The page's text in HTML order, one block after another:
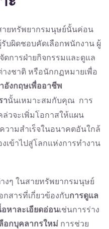
ายทรัพยากรมนุษย์นั้นค่อน
บผิดชอบคัดเลือกพนักงาน ผู้
การฝ่ายกิจกรรมและดูแล
งชาติ หรือนักกฏหมายเพื่อ
อังกฤษเพื่ออาชีพ
านั้นเหมาะสมกับคุณ การ
วจะเพิ่มโอกาสให้แผน
ามสำเร็จในอนาคตอันใกล้
ข้าไปสู่โลกแห่งการทำงาน
งๆ ในสายทรัพยากรมนุษย์
กสารที่เกี่ยวข้องกับการดูแล
อหาละเอียดอ่อนเช่นการร่าง
อกบุคลากรใหม่ การช่วย